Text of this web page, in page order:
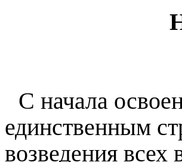
С начала
единственным
возведения